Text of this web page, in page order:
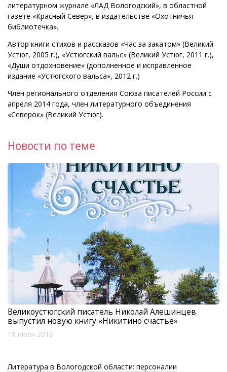
литературном журнале «ЛАД Вологодский», в областной
газете «Красный Север», в издательстве «Охотничья
библиотечка».
Автор книги стихов и рассказов «Час за закатом» (Великий
Устюг, 2005 г.), «Устюгский вальс» (Великий Устюг, 2011 г.),
«Души отдохновение» (дополненное и исправленное
издание «Устюгского вальса», 2012 г.)
Член регионального отделения Союза писателей России с
апреля 2014 года, член литературного объединения
«Северок» (Великий Устюг).
Новости по теме
Великоустюгский писатель Николай Алешинцев
выпустил новую книгу «Никитино счастье»
18 июля 2016
Литература в Вологодской области: персоналии